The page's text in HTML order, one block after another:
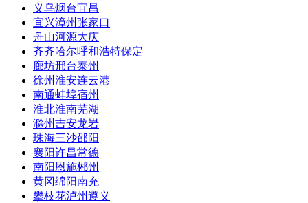
义乌烟台宜昌
宜兴漳州张家口
舟山河源大庆
齐齐哈尔呼和浩特保定
廊坊邢台泰州
徐州淮安连云港
南通蚌埠宿州
淮北淮南芜湖
滁州吉安龙岩
珠海三沙邵阳
襄阳许昌常德
南阳恩施郴州
黄冈绵阳南充
攀枝花泸州遵义